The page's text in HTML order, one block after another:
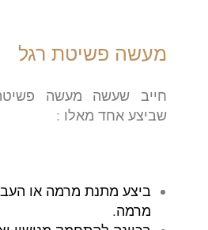
מעשה פשיטת רגל
חייב שעשה מעשה
שביצע אחד מאלו :
ביצע מתנת מרמה או
מרמה.